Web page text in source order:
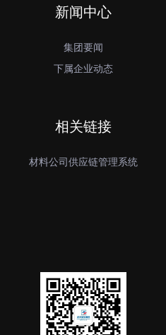
新闻中心
集团要闻
下属企业动态
相关链接
材料公司供应链管理系统